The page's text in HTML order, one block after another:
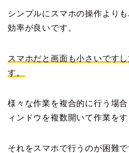
シンプルにスマホの操作より
効率が良いです。
スマホだと画面も小さいです
す。
様々な作業を複合的に行う場
ィンドウを複数開いて作業を
それをスマホで行うのが困難